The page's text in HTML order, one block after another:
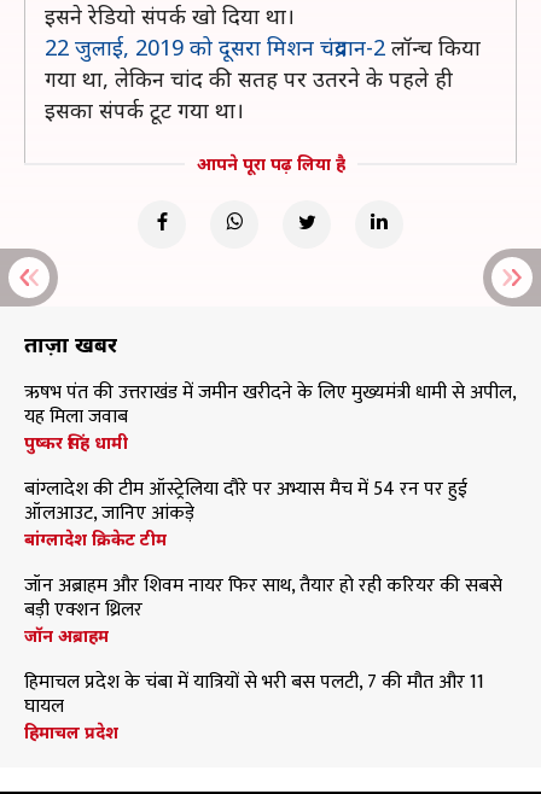
इसने रेडियो संपर्क खो दिया था।
22 जुलाई, 2019 को दूसरा मिशन चंद्रयान-2 लॉन्च किया
गया था, लेकिन चांद की सतह पर उतरने के पहले ही
इसका संपर्क टूट गया था।
आपने पूरा पढ़ लिया है
ताज़ा खबरें
ऋषभ पंत की उत्तराखंड में जमीन खरीदने के लिए मुख्यमंत्री धामी से अपील,
यह मिला जवाब
पुष्कर सिंह धामी
बांग्लादेश की टीम ऑस्ट्रेलिया दौरे पर अभ्यास मैच में 54 रन पर हुई
ऑलआउट, जानिए आंकड़े
बांग्लादेश क्रिकेट टीम
जॉन अब्राहम और शिवम नायर फिर साथ, तैयार हो रही करियर की सबसे
बड़ी एक्शन थ्रिलर
जॉन अब्राहम
हिमाचल प्रदेश के चंबा में यात्रियों से भरी बस पलटी, 7 की मौत और 11
घायल
हिमाचल प्रदेश